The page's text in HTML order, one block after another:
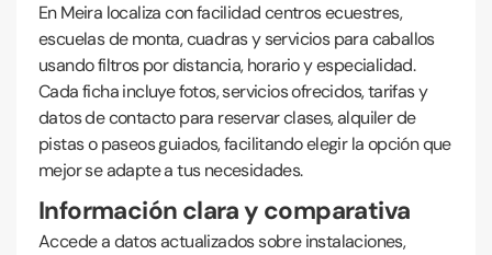
En Meira localiza con facilidad centros ecuestres,
escuelas de monta, cuadras y servicios para caballos
usando filtros por distancia, horario y especialidad.
Cada ficha incluye fotos, servicios ofrecidos, tarifas y
datos de contacto para reservar clases, alquiler de
pistas o paseos guiados, facilitando elegir la opción que
mejor se adapte a tus necesidades.
Información clara y comparativa
Accede a datos actualizados sobre instalaciones,